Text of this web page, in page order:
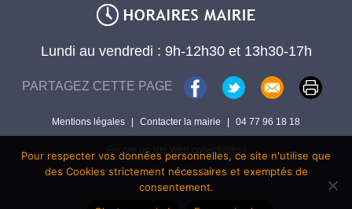
Lundi au vendredi : 9h-12h30 et 13h30-17h
PARTAGEZ CETTE PAGE
Mentions légales | Contacter la mairie | 04 77 96 18 18
Encore un site Web collectivités !
Pour respecter vos données personnelles, ce site n'utilise que
des Cookies strictement nécessaires et exemptés de
consentement.